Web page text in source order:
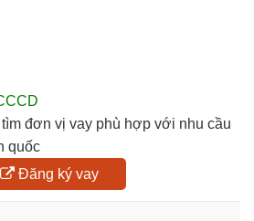
đơn vị vay phù hợp với nhu cầu
quốc
Đăng ký vay